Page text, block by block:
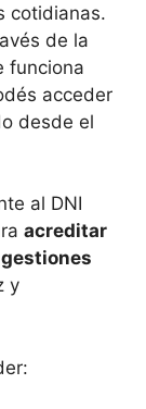
cotidianas.
de la
funciona
acceder
desde el
al DNI
acreditar
y